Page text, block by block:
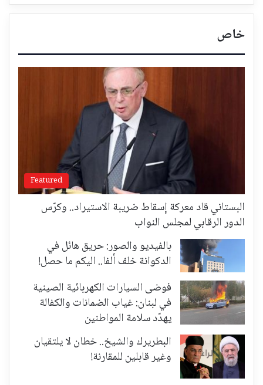
خاص
Featured
البستاني قاد معركة إسقاط ضريبة الاستيراد.. وكرّس
الدور الرقابي لمجلس النواب
بالفيديو والصور: حريق هائل في
الدكوانة خلف ألفا.. اليكم ما حصل!
فوضى السيارات الكهربائية الصينية
في لبنان: غياب الضمانات والكفالة
يهدّد سلامة المواطنين
البطريرك والشيخ.. خطان لا يلتقيان
وغير قابلين للمقارنة!